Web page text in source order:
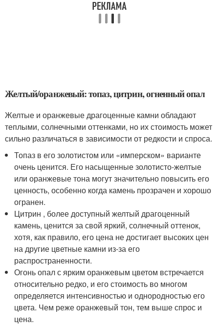
Желтый/оранжевый: топаз, цитрин, огненный опал
Желтые и оранжевые драгоценные камни обладают
теплыми, солнечными оттенками, но их стоимость может
сильно различаться в зависимости от редкости и спроса.
Топаз в его золотистом или «имперском» варианте
очень ценится. Его насыщенные золотисто-желтые
или оранжевые тона могут значительно повысить его
ценность, особенно когда камень прозрачен и хорошо
огранен.
Цитрин , более доступный желтый драгоценный
камень, ценится за свой яркий, солнечный оттенок,
хотя, как правило, его цена не достигает высоких цен
на другие цветные камни из-за его
распространенности.
Огонь опал с ярким оранжевым цветом встречается
относительно редко, и его стоимость во многом
определяется интенсивностью и однородностью его
цвета. Чем реже оранжевый тон, тем выше спрос и
цена.